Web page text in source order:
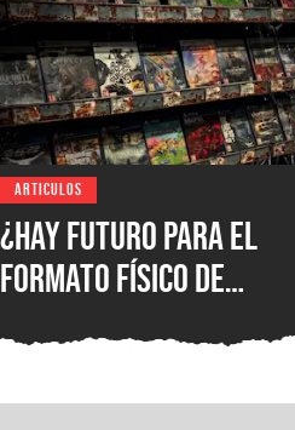
ARTICULOS
¿Hay futuro para el
formato físico de
Castillo, analista de